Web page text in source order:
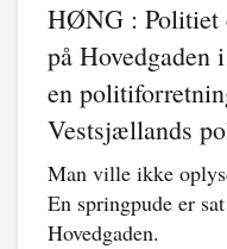
HØNG : Politiet
på Hovedgaden
en
Vestsjællands
Man ville ikke
En springpude er
Hovedgaden.